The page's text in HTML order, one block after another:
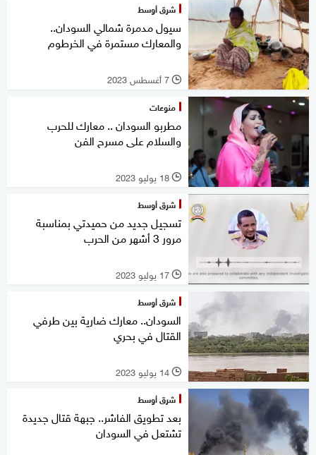
شرق أوسط
سيول مدمرة شمالي السودان..
والمعارك مستمرة في الخرطوم
l 7 أغسطس 2023
منوعات
مطربو السودان .. معارك للحرب
والسلام على مسرح الفن
l 18 يوليو 2023
شرق أوسط
تسجيل جديد من حميدتي بمناسبة
مرور 3 أشهر من الحرب
l 17 يوليو 2023
شرق أوسط
السودان.. معارك ضارية بين طرفي
القتال في بحري
l 14 يوليو 2023
شرق أوسط
بعد تطويق الفاشر.. جبهة قتال جديدة
تشتعل في السودان